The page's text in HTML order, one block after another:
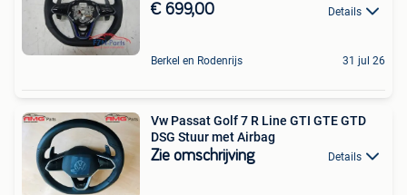
€ 699,00 Details
Berkel en Rodenrijs 31 jul 26
Vw Passat Golf 7 R Line GTI GTE GTD
DSG Stuur met Airbag
Zie omschrijving Details